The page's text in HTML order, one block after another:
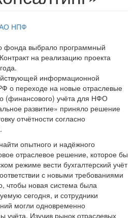
АО НПФ
фонда выбрало программный
на реализацию проекта
информационной
о переходе на новые отраслевые
(финансового) учёта для НФО
развитие» приняло решение
отчётности согласно
опытного и надёжного
отраслевое решение, которое бы
режиме вести бухгалтерский учёт
с новыми требованиями
чтобы новая система была
сегодня, и сотрудники
могли одновременно
учёта. Изучив рынок отраслевых